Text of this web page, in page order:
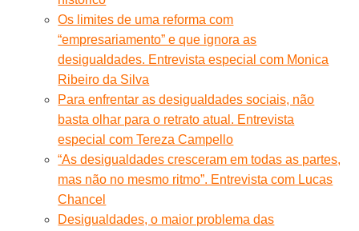
Os limites de uma reforma com
“empresariamento” e que ignora as
desigualdades. Entrevista especial com Monica
Ribeiro da Silva
Para enfrentar as desigualdades sociais, não
basta olhar para o retrato atual. Entrevista
especial com Tereza Campello
“As desigualdades cresceram em todas as partes,
mas não no mesmo ritmo”. Entrevista com Lucas
Chancel
Desigualdades, o maior problema das